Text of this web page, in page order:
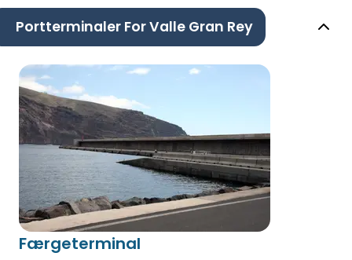
Portterminaler For Valle Gran Rey
Færgeterminal